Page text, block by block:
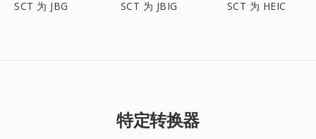
SCT 为 JBG SCT 为 JBIG SCT 为 HEIC
特定转换器